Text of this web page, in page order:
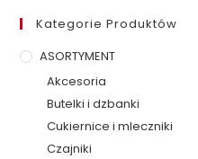
Kategorie Produktów
ASORTYMENT
Akcesoria
Butelki i dzbanki
Cukiernice i mleczniki
Czajniki